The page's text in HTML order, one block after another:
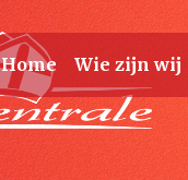
Home Wie zijn wij